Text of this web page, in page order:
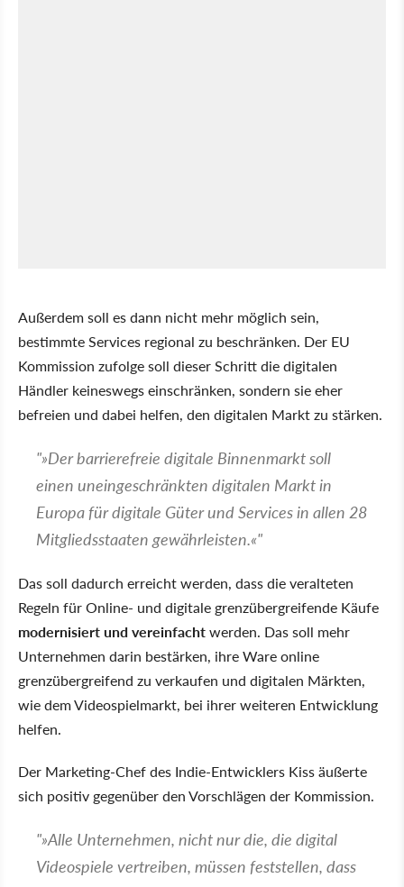
Außerdem soll es dann nicht mehr möglich sein,
bestimmte Services regional zu beschränken. Der EU
Kommission zufolge soll dieser Schritt die digitalen
Händler keineswegs einschränken, sondern sie eher
befreien und dabei helfen, den digitalen Markt zu stärken.
"»Der barrierefreie digitale Binnenmarkt soll
einen uneingeschränkten digitalen Markt in
Europa für digitale Güter und Services in allen 28
Mitgliedsstaaten gewährleisten.«"
Das soll dadurch erreicht werden, dass die veralteten
Regeln für Online- und digitale grenzübergreifende Käufe
modernisiert und vereinfachtwerden. Das soll mehr
Unternehmen darin bestärken, ihre Ware online
grenzübergreifend zu verkaufen und digitalen Märkten,
wie dem Videospielmarkt, bei ihrer weiteren Entwicklung
helfen.
Der Marketing-Chef des Indie-Entwicklers Kiss äußerte
sich positiv gegenüber den Vorschlägen der Kommission.
"»Alle Unternehmen, nicht nur die, die digital
Videospiele vertreiben, müssen feststellen, dass